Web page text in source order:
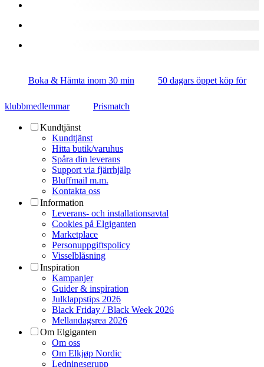
Boka & Hämta inom 30 min 50 dagars öppet köp för
klubbmedlemmar Prismatch
Kundtjänst
Kundtjänst
Hitta butik/varuhus
Spåra din leverans
Support via fjärrhjälp
Bluffmail m.m.
Kontakta oss
Information
Leverans- och installationsavtal
Cookies på Elgiganten
Marketplace
Personuppgiftspolicy
Visselblåsning
Inspiration
Kampanjer
Guider & inspiration
Julklappstips 2026
Black Friday / Black Week 2026
Mellandagsrea 2026
Om Elgiganten
Om oss
Om Elkjøp Nordic
Ledningsgrupp